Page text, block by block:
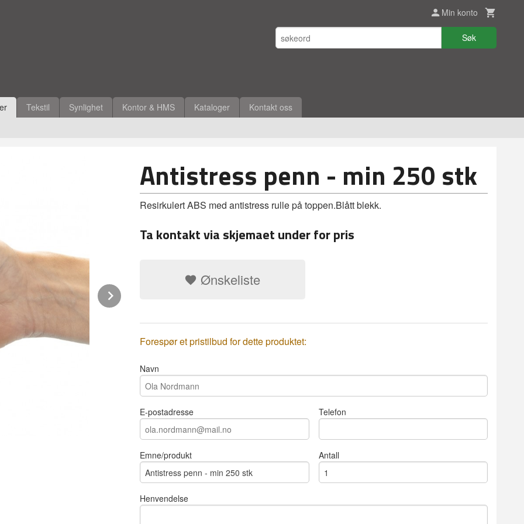
Min konto
Søk
Tekstil Synlighet Kontor & HMS Kataloger Kontakt oss
Antistress penn - min 250 stk
Resirkulert ABS med antistress rulle på toppen.Blått blekk.
Ta kontakt via skjemaet under for pris
Ønskeliste
Forespør et pristilbud for dette produktet:
Navn
E-postadresse Telefon
Emne/produkt Antall
Henvendelse